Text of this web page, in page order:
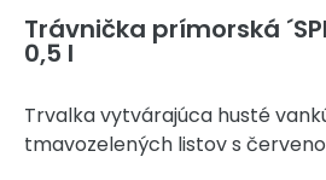
Trávnička prímorská
0,5 l
Trvalka vytvárajúca husté
tmavozelených listov s